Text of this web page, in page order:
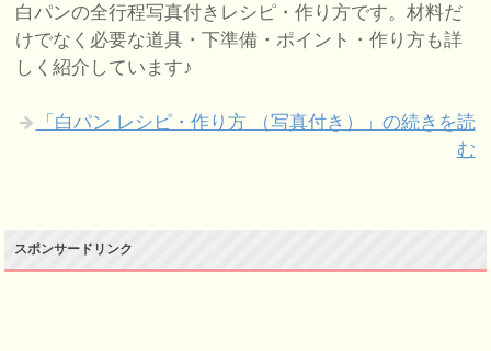
白パンの全行程写真付きレシピ・作り方です。材料だ
けでなく必要な道具・下準備・ポイント・作り方も詳
しく紹介しています♪
「白パン レシピ・作り方 （写真付き）」の続きを読
む
スポンサードリンク